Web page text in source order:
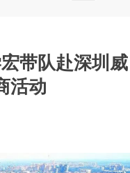
带队赴深圳威
活动